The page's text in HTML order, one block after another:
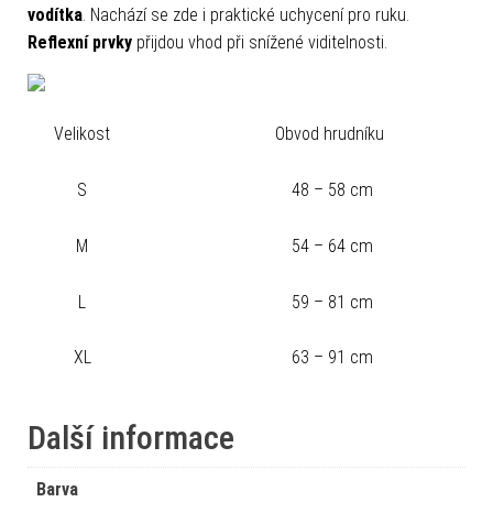
vodítka. Nachází se zde i praktické uchycení pro ruku.
Reflexní prvky přijdou vhod při snížené viditelnosti.
Velikost Obvod hrudníku
S 48 – 58 cm
M 54 – 64 cm
L 59 – 81 cm
XL 63 – 91 cm
Další informace
Barva